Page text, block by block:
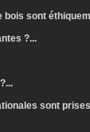
sont
?...
sont